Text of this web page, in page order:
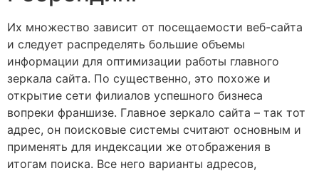
Их множество зависит от посещаемости веб-сайта
и следует распределять большие объемы
информации для оптимизации работы главного
зеркала сайта. По существенно, это похоже и
открытие сети филиалов успешного бизнеса
вопреки франшизе. Главное зеркало сайта – так тот
адрес, он поисковые системы считают основным и
применять для индексации же отображения в
итогам поиска. Все него варианты адресов,